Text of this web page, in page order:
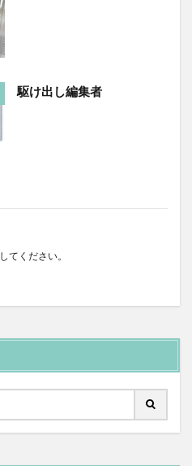
駆け出し編集者
してください。